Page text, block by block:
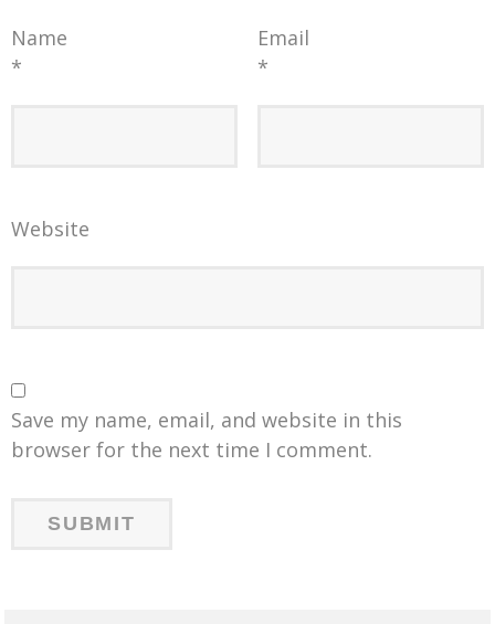
Name
*
Email
*
Website
Save my name, email, and website in this
browser for the next time I comment.